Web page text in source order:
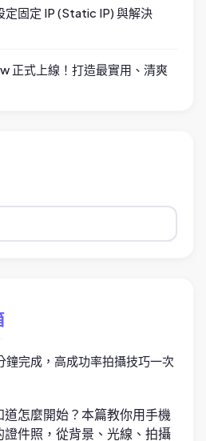
固定 IP (Static IP) 與解決
正式上線！打造最實用、清爽
鐘完成，高成功率拍攝技巧一次
怎麼開始？本篇教你用手機
件照，從背景、光線、拍攝